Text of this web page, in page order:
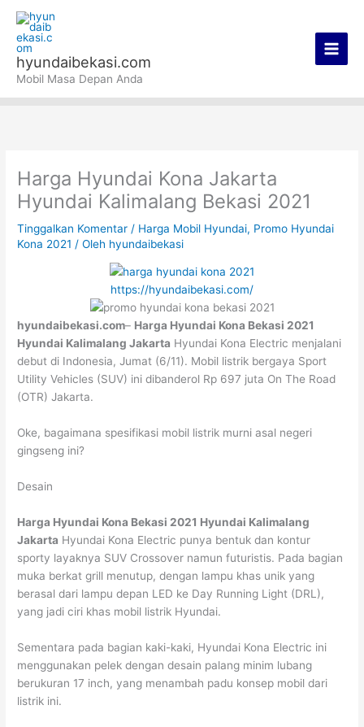
konten
hyundaibekasi.com
Mobil Masa Depan Anda
Harga Hyundai Kona Jakarta
Hyundai Kalimalang Bekasi 2021
Tinggalkan Komentar / Harga Mobil Hyundai, Promo Hyundai
Kona 2021 / Oleh hyundaibekasi
https://hyundaibekasi.com/
hyundaibekasi.com– Harga Hyundai Kona Bekasi 2021
Hyundai Kalimalang Jakarta Hyundai Kona Electric menjalani
debut di Indonesia, Jumat (6/11). Mobil listrik bergaya Sport
Utility Vehicles (SUV) ini dibanderol Rp 697 juta On The Road
(OTR) Jakarta.
Oke, bagaimana spesifikasi mobil listrik murni asal negeri
gingseng ini?
Desain
Harga Hyundai Kona Bekasi 2021 Hyundai Kalimalang
Jakarta Hyundai Kona Electric punya bentuk dan kontur
sporty layaknya SUV Crossover namun futuristis. Pada bagian
muka berkat grill menutup, dengan lampu khas unik yang
berasal dari lampu depan LED ke Day Running Light (DRL),
yang jadi ciri khas mobil listrik Hyundai.
Sementara pada bagian kaki-kaki, Hyundai Kona Electric ini
menggunakan pelek dengan desain palang minim lubang
berukuran 17 inch, yang menambah padu konsep mobil dari
listrik ini.